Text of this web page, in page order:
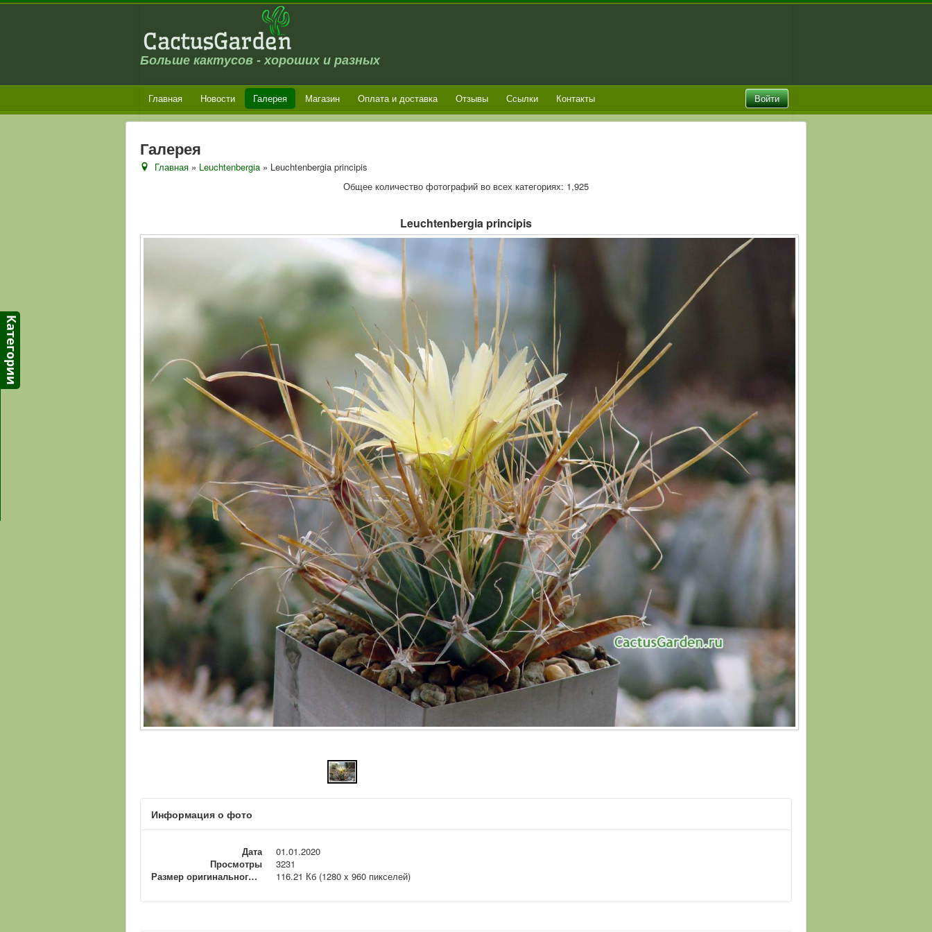
Больше кактусов - хороших и разных
Войти
Главная Новости Галерея Магазин Оплата и доставка Отзывы Ссылки Контакты
Галерея
Главная » Leuchtenbergia » Leuchtenbergia principis
Общее количество фотографий во всех категориях: 1,925
Leuchtenbergia principis
Информация о фото
Дата
01.01.2020
Просмотры
3231
Размер оригинального файла
116.21 Кб (1280 x 960 пикселей)